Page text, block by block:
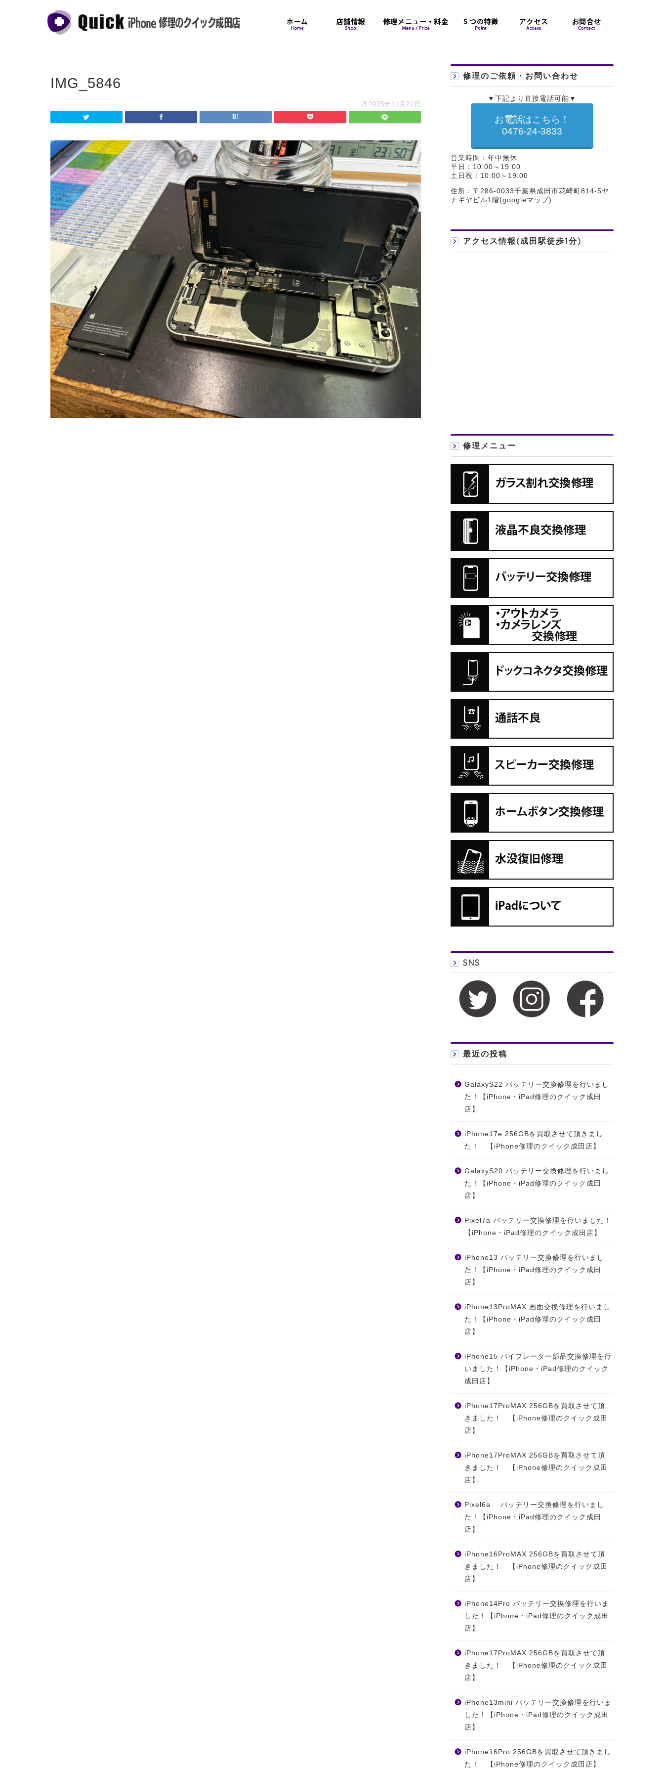
IMG_5846
2025年11月22日
修理のご依頼・お問い合わせ
▼下記より直接電話可能▼
お電話はこちら！
0476-24-3833
営業時間：年中無休
平日：10:00～19:00
土日祝：10:00～19:00
住所：〒286-0033千葉県成田市花崎町814-5ヤ
ナギヤビル1階(googleマップ)
アクセス情報(成田駅徒歩1分)
修理メニュー
SNS
最近の投稿
GalaxyS22 バッテリー交換修理を行いまし
た！【iPhone・iPad修理のクイック成田
店】
iPhone17e 256GBを買取させて頂きまし
た！ 【iPhone修理のクイック成田店】
GalaxyS20 バッテリー交換修理を行いまし
た！【iPhone・iPad修理のクイック成田
店】
Pixel7a バッテリー交換修理を行いました！
【iPhone・iPad修理のクイック成田店】
iPhone13 バッテリー交換修理を行いまし
た！【iPhone・iPad修理のクイック成田
店】
iPhone13ProMAX 画面交換修理を行いまし
た！【iPhone・iPad修理のクイック成田
店】
iPhone15 バイブレーター部品交換修理を行
いました！【iPhone・iPad修理のクイック
成田店】
iPhone17ProMAX 256GBを買取させて頂
きました！ 【iPhone修理のクイック成田
店】
iPhone17ProMAX 256GBを買取させて頂
きました！ 【iPhone修理のクイック成田
店】
Pixel6a バッテリー交換修理を行いまし
た！【iPhone・iPad修理のクイック成田
店】
iPhone16ProMAX 256GBを買取させて頂
きました！ 【iPhone修理のクイック成田
店】
iPhone14Pro バッテリー交換修理を行いま
した！【iPhone・iPad修理のクイック成田
店】
iPhone17ProMAX 256GBを買取させて頂
きました！ 【iPhone修理のクイック成田
店】
iPhone13mini バッテリー交換修理を行いま
した！【iPhone・iPad修理のクイック成田
店】
iPhone16Pro 256GBを買取させて頂きまし
た！ 【iPhone修理のクイック成田店】